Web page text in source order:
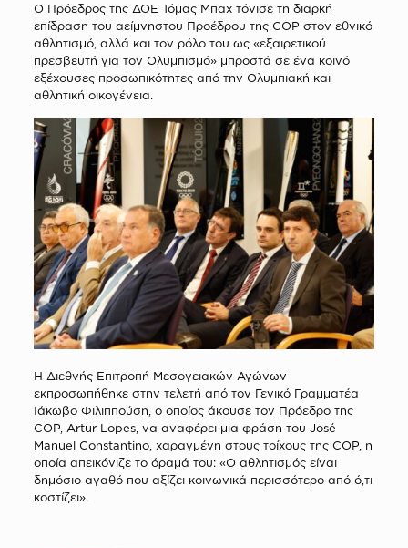
Ο Πρόεδρος της ΔΟΕ Τόμας Μπαχ τόνισε τη διαρκή
επίδραση του αείμνηστου Προέδρου της COP στον εθνικό
αθλητισμό, αλλά και τον ρόλο του ως «εξαιρετικού
πρεσβευτή για τον Ολυμπισμό» μπροστά σε ένα κοινό
εξέχουσες προσωπικότητες από την Ολυμπιακή και
αθλητική οικογένεια.
Η Διεθνής Επιτροπή Μεσογειακών Αγώνων
εκπροσωπήθηκε στην τελετή από τον Γενικό Γραμματέα
Ιάκωβο Φιλιππούση, ο οποίος άκουσε τον Πρόεδρο της
COP, Artur Lopes, να αναφέρει μια φράση του José
Manuel Constantino, χαραγμένη στους τοίχους της COP, η
οποία απεικόνιζε το όραμά του: «Ο αθλητισμός είναι
δημόσιο αγαθό που αξίζει κοινωνικά περισσότερο από ό,τι
κοστίζει».